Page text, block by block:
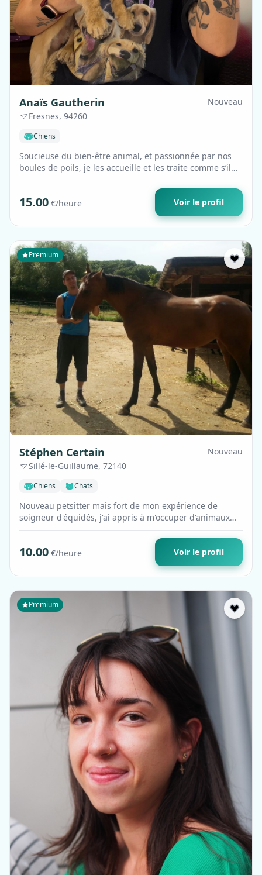
Anaïs Gautherin
Fresnes, 94260
Nouveau
Chiens
Soucieuse du bien-être animal, et passionnée par nos
boules de poils, je les accueille et les traite comme s’il
s’agissait des miens, câlins…
15.00 €/heure Voir le profil
Premium
Stéphen Certain
Sillé-le-Guillaume, 72140
Nouveau
Chiens Chats
Nouveau petsitter mais fort de mon expérience de
soigneur d'équidés, j'ai appris à m'occuper d'animaux
depuis des années, souvent entouré d…
10.00 €/heure Voir le profil
Premium